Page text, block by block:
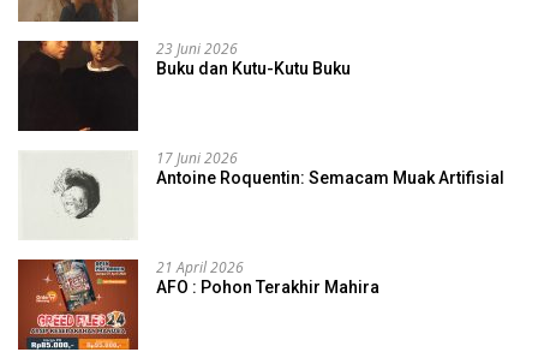
23 Juni 2026
Buku dan Kutu-Kutu Buku
17 Juni 2026
Antoine Roquentin: Semacam Muak Artifisial
21 April 2026
AFO : Pohon Terakhir Mahira